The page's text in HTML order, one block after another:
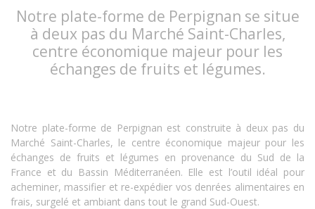
Notre plate-forme de Perpignan se situe
à deux pas du Marché Saint-Charles,
centre économique majeur pour les
échanges de fruits et légumes.
Notre plate-forme de Perpignan est construite à deux pas du
Marché Saint-Charles, le centre économique majeur pour les
échanges de fruits et légumes en provenance du Sud de la
France et du Bassin Méditerranéen. Elle est l’outil idéal pour
acheminer, massifier et re-expédier vos denrées alimentaires en
frais, surgelé et ambiant dans tout le grand Sud-Ouest.